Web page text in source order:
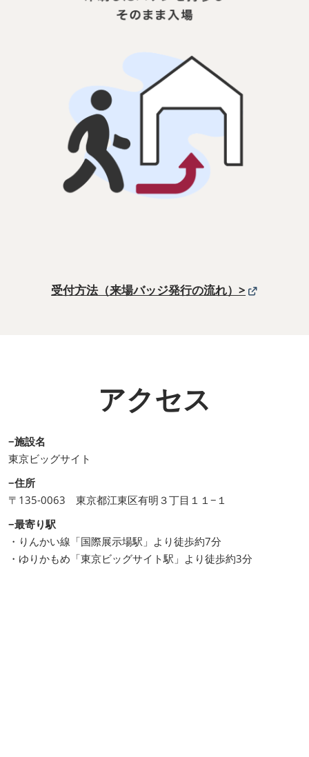
受付方法（来場バッジ発行の流れ）>
アクセス
−施設名
東京ビッグサイト
−住所
〒135-0063 東京都江東区有明３丁目１１−１
−最寄り駅
・りんかい線「国際展示場駅」より徒歩約7分
・ゆりかもめ「東京ビッグサイト駅」より徒歩約3分